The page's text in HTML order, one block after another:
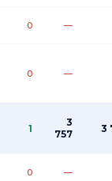
0 —
0 —
1
3
757
3
0 —